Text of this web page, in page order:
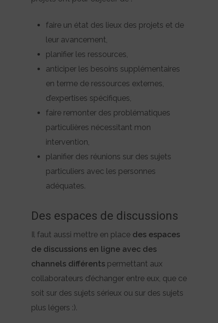
faire un état des lieux des projets et de
leur avancement,
planifier les ressources,
anticiper les besoins supplémentaires
en terme de ressources externes,
d’expertises spécifiques,
faire remonter des problématiques
particulières nécessitant mon
intervention,
planifier des réunions sur des sujets
particuliers avec les personnes
adéquates.
Des espaces de discussions
Il faut aussi mettre en place des espaces
de discussions en ligne avec des
channels différents permettant aux
collaborateurs d’échanger entre eux, que ce
soit sur des sujets sérieux ou sur des sujets
plus légers :).